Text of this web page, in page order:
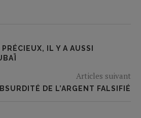
IL Y A AUSSI
Articles suivant
DE L’ARGENT FALSIFIÉ